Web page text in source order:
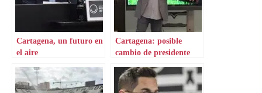
Cartagena, un futuro en
el aire
Cartagena: posible
cambio de presidente